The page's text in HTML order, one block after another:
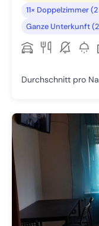
11× Doppelzimmer
Ganze Unterkunft
Durchschnitt pro